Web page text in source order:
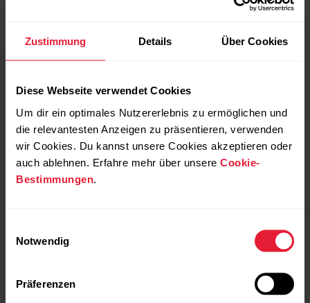
Zustimmung Details Über Cookies
Diese Webseite verwendet Cookies
Um dir ein optimales Nutzererlebnis zu ermöglichen und
die relevantesten Anzeigen zu präsentieren, verwenden
wir Cookies. Du kannst unsere Cookies akzeptieren oder
auch ablehnen. Erfahre mehr über unsere Cookie-
Bestimmungen
Notwendig
Präferenzen
Mit dem Polar Mobile SDK kannst du Live-Daten von
Polar Pulsmessern lesen und interpretieren,
[link_copy:DEVELOPERS/CTA_SDK_PRE]